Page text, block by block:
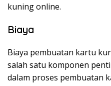
kuning online.
Biaya
Biaya pembuatan kartu
salah satu komponen
dalam proses pembuatan